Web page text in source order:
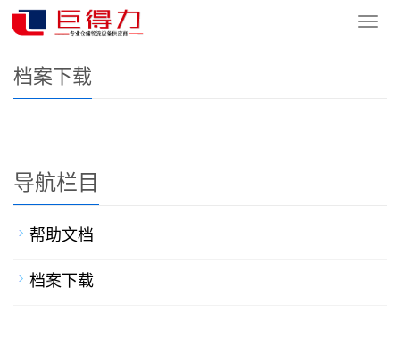
导
您的位置：网站首页
档案下载
导航栏目
帮助文档
档案下载